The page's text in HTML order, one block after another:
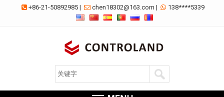
 +86-21-50892985 |  chen18302@163.com |  138****5339